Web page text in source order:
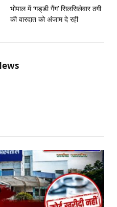
भोपाल में ‘गड्‌डी गैंग’ सिलसिलेवार ठगी
की वारदात को अंजाम दे रही